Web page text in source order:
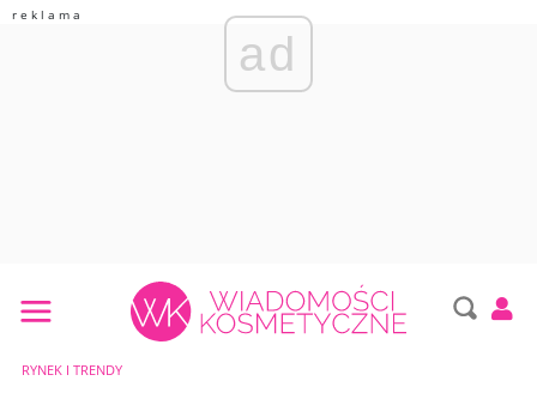
ad
RYNEK I TRENDY